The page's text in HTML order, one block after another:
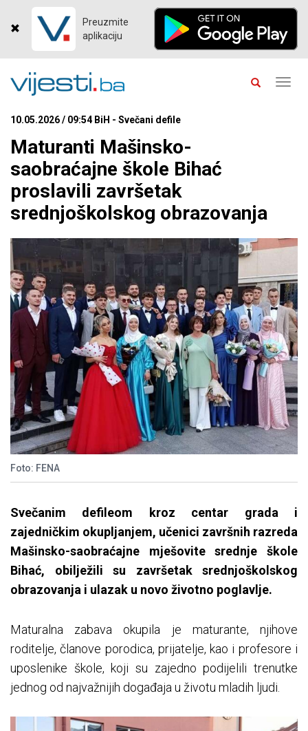
Preuzmite
aplikaciju
10.05.2026 / 09:54 BiH - Svečani defile
Maturanti Mašinsko-
saobraćajne škole Bihać
proslavili završetak
srednjoškolskog obrazovanja
Foto: FENA
Svečanim defileom kroz centar grada i
zajedničkim okupljanjem, učenici završnih razreda
Mašinsko-saobraćajne mješovite srednje škole
Bihać, obilježili su završetak srednjoškolskog
obrazovanja i ulazak u novo životno poglavlje.
Maturalna zabava okupila je maturante, njihove
roditelje, članove porodica, prijatelje, kao i profesore i
uposlenike škole, koji su zajedno podijelili trenutke
jednog od najvažnijih događaja u životu mladih ljudi.